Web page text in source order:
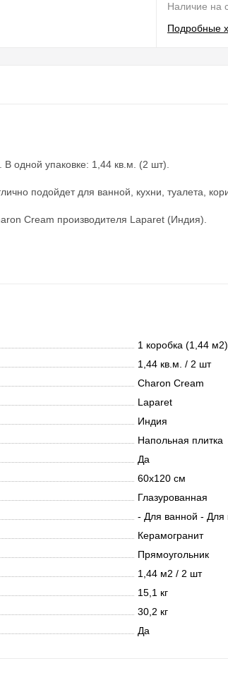
Наличие на
Подробные
одной упаковке: 1,44 кв.м. (2 шт).
подойдет для ванной, кухни, туалета,
Cream производителя Laparet (Индия).
1 коробка (1,44 м2)
1,44 кв.м. / 2 шт
Charon Cream
Laparet
Индия
Напольная плитка
Да
60х120 см
Глазурованная
- Для ванной - Для
Керамогранит
Прямоугольник
1,44 м2 / 2 шт
15,1 кг
30,2 кг
Да